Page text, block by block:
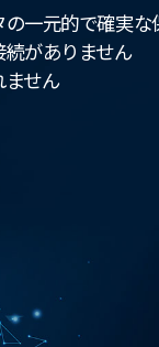
一元的で確実な
がありません
せん